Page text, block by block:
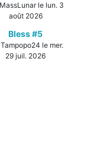
le lun. 3
août 2026
Bless #5
le mer.
29 juil. 2026